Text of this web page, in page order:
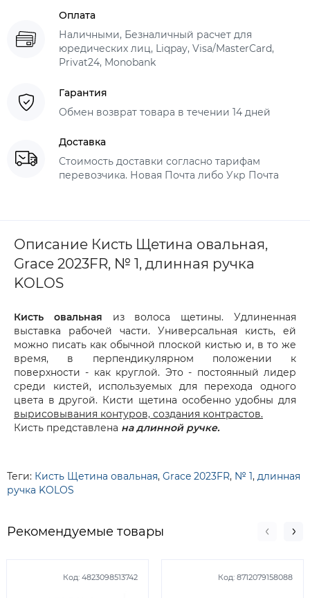
Оплата
Наличными, Безналичный расчет для
юредических лиц, Liqpay, Visa/MasterCard,
Privat24, Monobank
Гарантия
Обмен возврат товара в течении 14 дней
Доставка
Стоимость доставки согласно тарифам
перевозчика. Новая Почта либо Укр Почта
Описание Кисть Щетина овальная,
Grace 2023FR, № 1, длинная ручка
KOLOS
Кисть овальная из волоса щетины. Удлиненная
выставка рабочей части. Универсальная кисть, ей
можно писать как обычной плоской кистью и, в то же
время, в перпендикулярном положении к
поверхности - как круглой. Это - постоянный лидер
среди кистей, используемых для перехода одного
цвета в другой. Кисти щетина особенно удобны для
вырисовывания контуров, создания контрастов.
Кисть представлена на длинной ручке.
Теги: Кисть Щетина овальная, Grace 2023FR, № 1, длинная
ручка KOLOS
Рекомендуемые товары
Код: 4823098513742 Код: 8712079158088